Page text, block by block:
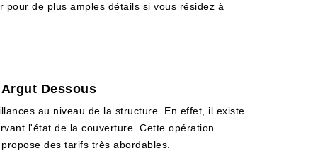
de plus amples détails si vous résidez à
Dessous
au niveau de la structure. En effet, il existe
l'état de la couverture. Cette opération
des tarifs très abordables.